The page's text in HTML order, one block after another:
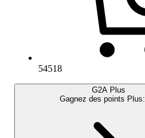
54518
G2A Plus
Gagnez des points Plus: